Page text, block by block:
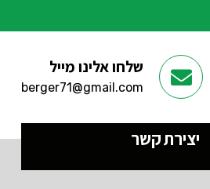
שלחו אלינו מייל
berger71@gmail.com
יצירת קשר